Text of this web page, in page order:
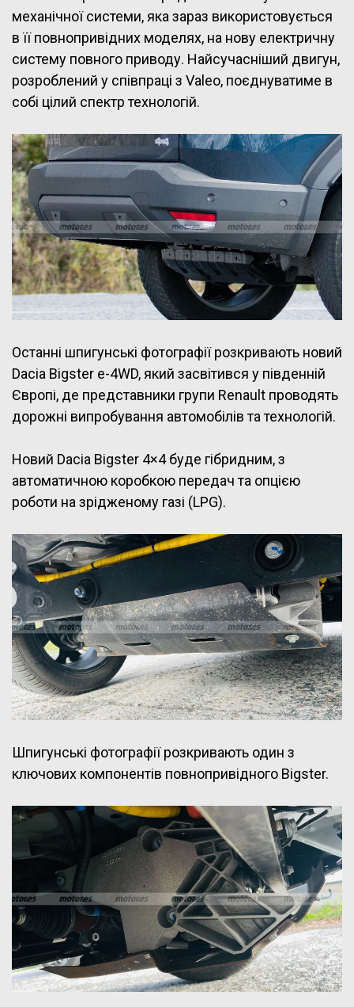
механічної системи, яка зараз використовується
в її повнопривідних моделях, на нову електричну
систему повного приводу. Найсучасніший двигун,
розроблений у співпраці з Valeo, поєднуватиме в
собі цілий спектр технологій.
Останні шпигунські фотографії розкривають новий
Dacia Bigster e-4WD, який засвітився у південній
Європі, де представники групи Renault проводять
дорожні випробування автомобілів та технологій.
Новий Dacia Bigster 4×4 буде гібридним, з
автоматичною коробкою передач та опцією
роботи на зрідженому газі (LPG).
Шпигунські фотографії розкривають один з
ключових компонентів повнопривідного Bigster.